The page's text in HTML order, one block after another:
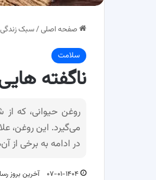
صفحه اصلی/سبک زندگی
سلامت
ناگفته
روغن حیوانی، که
می‌گیرد. این روغن،
در ادامه به برخی از
۰۷-۰۱-۱۴۰۴ آخرین بروز رسانی : ۰۳-